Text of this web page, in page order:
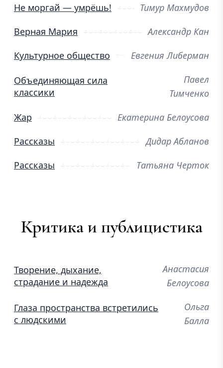
Не моргай — умрёшь!
Тимур Махмудов
Верная Мария
Александр Кан
Культурное общество
Евгения Либерман
Объединяющая сила
классики
Павел
Тимченко
Жар
Екатерина Белоусова
Рассказы
Дидар Абланов
Рассказы
Татьяна Черток
Критика и публицистика
Творение, дыхание,
страдание и надежда
Анастасия
Белоусова
Глаза пространства встретились
с людскими
Ольга
Балла